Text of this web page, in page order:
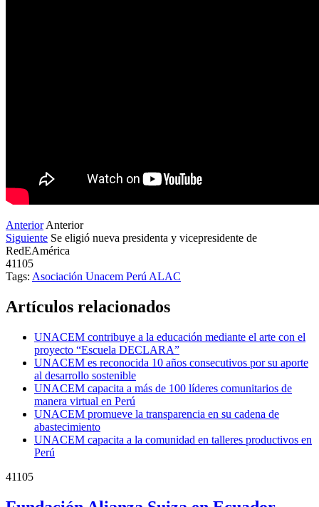
Anterior Anterior
Siguiente Se eligió nueva presidenta y vicepresidente de
RedEAmérica
41105
Tags: Asociación Unacem Perú ALAC
Artículos relacionados
UNACEM contribuye a la educación mediante el arte con el
proyecto “Escuela DECLARA”
UNACEM es reconocida 10 años consecutivos por su aporte
al desarrollo sostenible
UNACEM capacita a más de 100 líderes comunitarios de
manera virtual en Perú
UNACEM promueve la transparencia en su cadena de
abastecimiento
UNACEM capacita a la comunidad en talleres productivos en
Perú
41105